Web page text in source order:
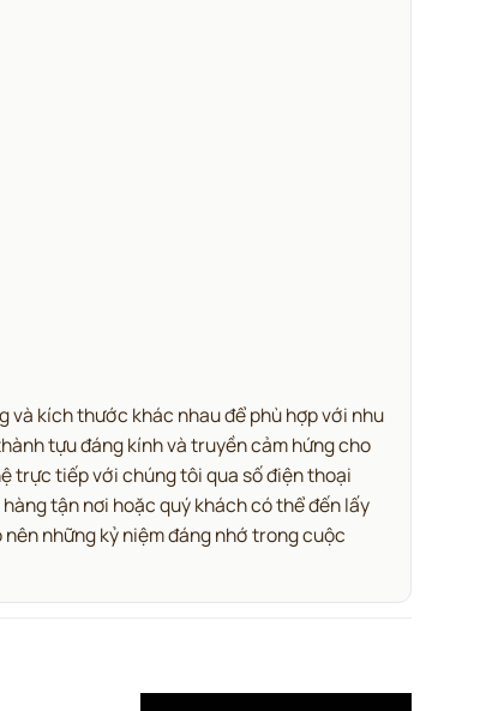
và kích thước khác nhau để phù hợp với nhu
tựu đáng kính và truyền cảm hứng cho
trực tiếp với chúng tôi qua số điện thoại
tận nơi hoặc quý khách có thể đến lấy
những kỷ niệm đáng nhớ trong cuộc